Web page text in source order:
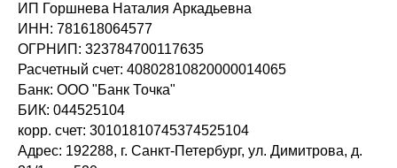
ИП Горшнева Наталия Аркадьевна
ИНН: 781618064577
ОГРНИП: 323784700117635
Расчетный счет: 40802810820000014065
Банк: ООО "Банк Точка"
БИК: 044525104
корр. счет: 30101810745374525104
Адрес: 192288, г. Санкт-Петербург, ул. Димитрова, д.